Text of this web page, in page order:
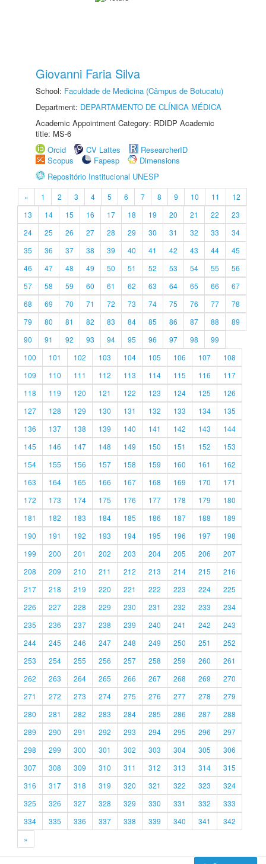
Giovanni Faria Silva
School: Faculdade de Medicina (Câmpus de Botucatu)
Department: DEPARTAMENTO DE CLÍNICA MÉDICA
Academic Appointment Category: RDIDP Academic
title: MS-6
Orcid
CV Lattes
ResearcherID
Scopus
Fapesp
Dimensions
Repositório Institucional UNESP
« 1 2 3 4 5 6 7 8 9 10 11
12
13
14 15 16 17 18 19 20 21 22
23
24
25 26 27 28 29 30 31 32 33
34
35
36 37 38 39 40 41 42 43 44
45
46
47 48 49 50 51 52 53 54 55
56
57
58 59 60 61 62 63 64 65 66
67
68
69 70 71 72 73 74 75 76 77
78
79
80 81 82 83 84 85 86 87 88
89
90
91 92 93 94 95 96 97 98
99
100
101 102 103 104 105 106 107
108
109
110 111 112 113 114 115 116
117
118
119 120 121 122 123 124 125
126
127
128 129 130 131 132 133 134
135
136
137 138 139 140 141 142 143
144
145
146 147 148 149 150 151 152
153
154
155 156 157 158 159 160 161
162
163
164 165 166 167 168 169 170
171
172
173 174 175 176 177 178 179
180
181
182 183 184 185 186 187 188
189
190
191 192 193 194 195 196 197
198
199
200 201 202 203 204 205 206
207
208
209 210 211 212 213 214 215
216
217
218 219 220 221 222 223 224
225
226
227 228 229 230 231 232 233
234
235
236 237 238 239 240 241 242
243
244
245 246 247 248 249 250 251
252
253
254 255 256 257 258 259 260
261
262
263 264 265 266 267 268 269
270
271
272 273 274 275 276 277 278
279
280
281 282 283 284 285 286 287
288
289
290 291 292 293 294 295 296
297
298
299 300 301 302 303 304 305
306
307
308 309 310 311 312 313 314
315
316
317 318 319 320 321 322 323
324
325
326 327 328 329 330 331 332
333
334
335 336 337 338 339 340 341
342
»